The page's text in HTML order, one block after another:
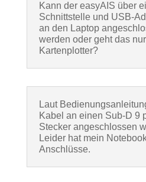
Kann der easyAIS über
Schnittstelle und USB-
an den Laptop
werden oder geht das
Kartenplotter?
Laut
Kabel an einen Sub-D 9
Stecker angeschlossen
Leider hat mein
Anschlüsse.